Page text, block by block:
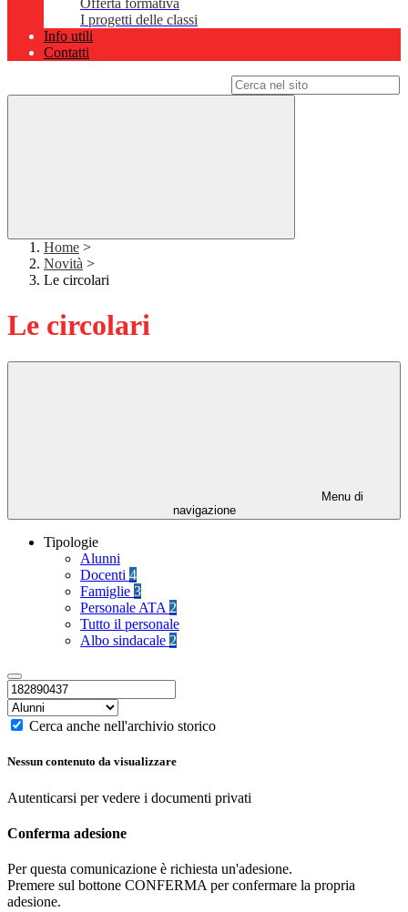
Offerta formativa
I progetti delle classi
Info utili
Contatti
Home >
Novità >
Le circolari
Le circolari
Menu di
navigazione
Tipologie
Alunni
Docenti 4
Famiglie 3
Personale ATA 2
Tutto il personale
Albo sindacale 2
Cerca anche nell'archivio storico
Nessun contenuto da visualizzare
Autenticarsi per vedere i documenti privati
Conferma adesione
Per questa comunicazione è richiesta un'adesione.
Premere sul bottone CONFERMA per confermare la propria
adesione.